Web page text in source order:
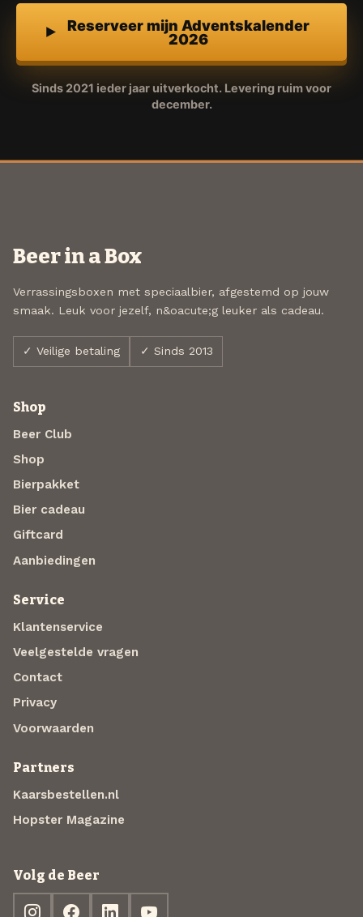
Reserveer mijn Adventskalender
2026
Sinds 2021 ieder jaar uitverkocht. Levering ruim voor
december.
Beer in a Box
Verrassingsboxen met speciaalbier, afgestemd op jouw
smaak. Leuk voor jezelf, n&oacute;g leuker als cadeau.
✓ Veilige betaling ✓ Sinds 2013
Shop
Beer Club
Shop
Bierpakket
Bier cadeau
Giftcard
Aanbiedingen
Service
Klantenservice
Veelgestelde vragen
Contact
Privacy
Voorwaarden
Partners
Kaarsbestellen.nl
Hopster Magazine
Volg de Beer